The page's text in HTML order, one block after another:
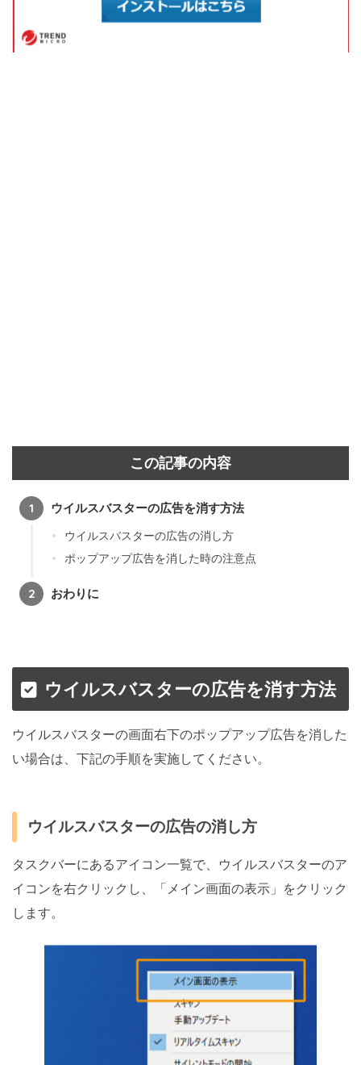
この記事の内容
ウイルスバスターの広告を消す方法
ウイルスバスターの広告の消し方
ポップアップ広告を消した時の注意点
おわりに
ウイルスバスターの広告を消す方法
ウイルスバスターの画面右下のポップアップ広告を消した
い場合は、下記の手順を実施してください。
ウイルスバスターの広告の消し方
タスクバーにあるアイコン一覧で、ウイルスバスターのア
イコンを右クリックし、「メイン画面の表示」をクリック
します。